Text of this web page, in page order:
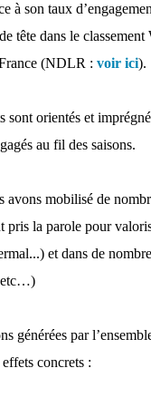
à son taux
tête dans le
(NDLR : voir ici).
sont orientés et
au fil des saisons.
avons mobilisé de
la parole pour
et dans de
etc…)
générées par
concrets :